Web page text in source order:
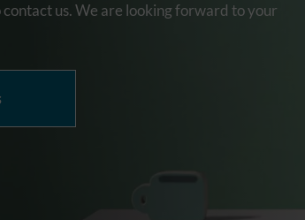
us. We are looking forward to your